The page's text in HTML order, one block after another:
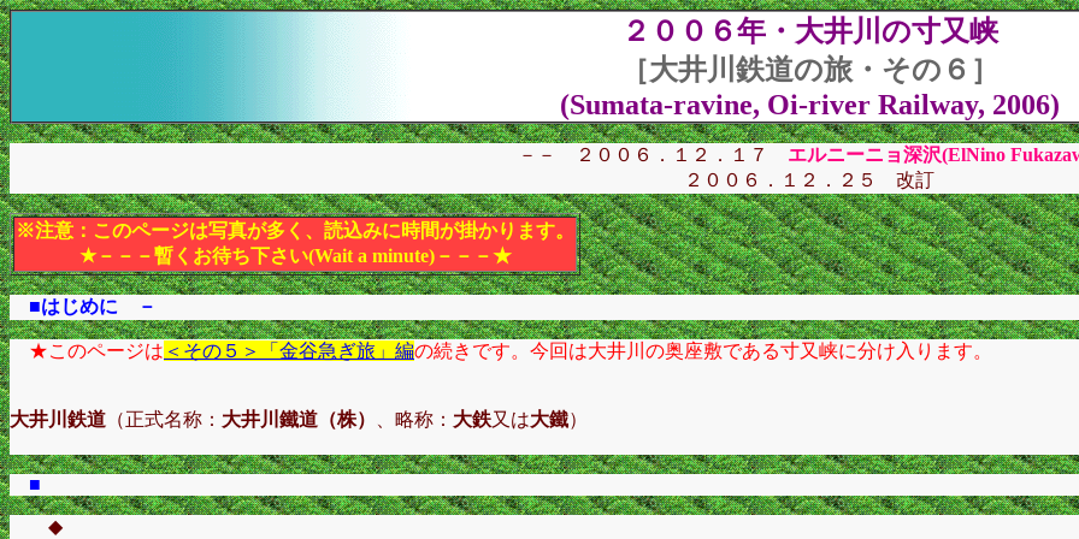
２００６年・大井川の寸又峡
［大井川鉄道の旅・その６］
(Sumata-ravine, Oi-river Railway, 2006)
－－ ２００６．１２．１７ エルニーニョ深沢(ElNino
２００６．１２．２５ 改訂
※注意：このページは写真が多く、読込みに時間が掛かります。
★－－－暫くお待ち下さい(Wait a minute)－－－★
■はじめに －
★このページは ＜その５＞「金谷急ぎ旅」編の続きです。今回は大井川の奥座敷である寸又峡に分け入ります。
大井川鉄道 （正式名称： 大井川鐵道（株） 、略称： 大鉄又は大鐵）
■
◆